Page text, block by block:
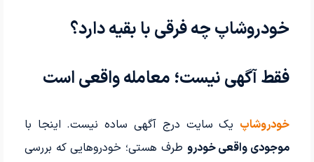
خودروشاپ چه فرقی با بقیه دارد؟
فقط آگهی نیست؛ معامله واقعی است
خودروشاپ یک سایت درج آگهی ساده نیست. اینجا با
موجودی واقعی خودرو طرف هستی؛ خودروهایی که بررسی